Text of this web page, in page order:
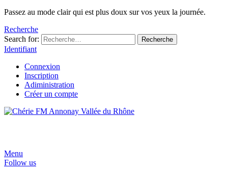
Passez au mode clair qui est plus doux sur vos yeux la journée.
Recherche
Search for:
Recherche
Identifiant
Connexion
Inscription
Adiministration
Créer un compte
Menu
Follow us